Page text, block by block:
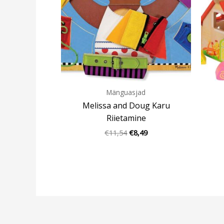
Mänguasjad
Melissa and Doug Karu
Riietamine
€11,54 €8,49